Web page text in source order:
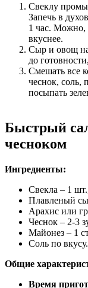
Свеклу
Запечь в
1 час. Можно,
вкуснее.
Сыр и овощ
до
Смешать все
чеснок, соль,
посыпать
Быстрый
чесноком
Ингредиенты:
Свекла – 1
Плавленый
Арахис или
Чеснок – 2-3
Майонез – 1
Соль по вкусу.
Общие
Время